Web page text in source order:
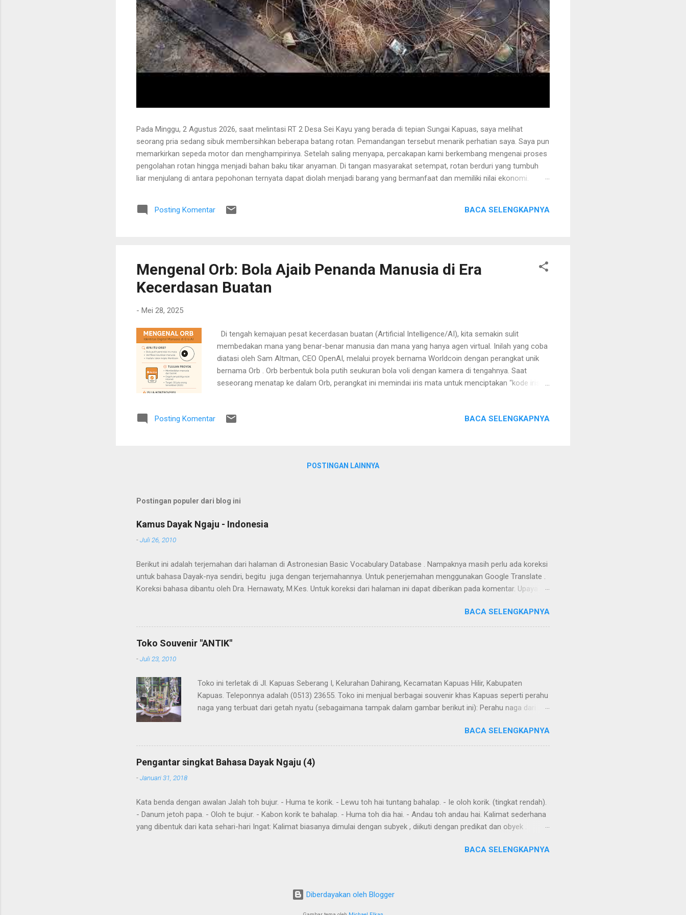
Pada Minggu, 2 Agustus 2026, saat melintasi RT 2 Desa Sei Kayu yang berada di tepian Sungai Kapuas, saya melihat
seorang pria sedang sibuk membersihkan beberapa batang rotan. Pemandangan tersebut menarik perhatian saya. Saya pun
memarkirkan sepeda motor dan menghampirinya. Setelah saling menyapa, percakapan kami berkembang mengenai proses
pengolahan rotan hingga menjadi bahan baku tikar anyaman. Di tangan masyarakat setempat, rotan berduri yang tumbuh
liar menjulang di antara pepohonan ternyata dapat diolah menjadi barang yang bermanfaat dan memiliki nilai ekonomi.
Tanaman itu diperkirakan telah berusia sekitar sepuluh tahun. Rotan dikenal memiliki banyak duri sehingga tidak mudah
untuk ditarik dan dipanen. Menurutnya, sebelum menarik rotan, duri-duri pada bagian batang yang akan dipegang harus
Posting Komentar BACA SELENGKAPNYA
Mengenal Orb: Bola Ajaib Penanda Manusia di Era
Kecerdasan Buatan
- Mei 28, 2025
Di tengah kemajuan pesat kecerdasan buatan (Artificial Intelligence/AI), kita semakin sulit
membedakan mana yang benar-benar manusia dan mana yang hanya agen virtual. Inilah yang coba
diatasi oleh Sam Altman, CEO OpenAI, melalui proyek bernama Worldcoin dengan perangkat unik
bernama Orb . Orb berbentuk bola putih seukuran bola voli dengan kamera di tengahnya. Saat
seseorang menatap ke dalam Orb, perangkat ini memindai iris mata untuk menciptakan “kode iris”
mereka—tanda bahwa mereka kini adalah “manusia terverifikasi”. Orb dikembangkan oleh
Posting Komentar BACA SELENGKAPNYA
POSTINGAN LAINNYA
Postingan populer dari blog ini
Kamus Dayak Ngaju - Indonesia
-Juli 26, 2010
Berikut ini adalah terjemahan dari halaman di Astronesian Basic Vocabulary Database . Nampaknya masih perlu ada koreksi
untuk bahasa Dayak-nya sendiri, begitu juga dengan terjemahannya. Untuk penerjemahan menggunakan Google Translate .
Koreksi bahasa dibantu oleh Dra. Hernawaty, M.Kes. Untuk koreksi dari halaman ini dapat diberikan pada komentar. Upaya
BACA SELENGKAPNYA
Toko Souvenir "ANTIK"
-Juli 23, 2010
Toko ini terletak di Jl. Kapuas Seberang I, Kelurahan Dahirang, Kecamatan Kapuas Hilir, Kabupaten
Kapuas. Teleponnya adalah (0513) 23655. Toko ini menjual berbagai souvenir khas Kapuas seperti perahu
naga yang terbuat dari getah nyatu (sebagaimana tampak dalam gambar berikut ini): Perahu naga dari
BACA SELENGKAPNYA
Pengantar singkat Bahasa Dayak Ngaju (4)
-Januari 31, 2018
Kata benda dengan awalan Jalah toh bujur. - Huma te korik. - Lewu toh hai tuntang bahalap. - Ie oloh korik. (tingkat rendah).
- Danum jetoh papa. - Oloh te bujur. - Kabon korik te bahalap. - Huma toh dia hai. - Andau toh andau hai. Kalimat sederhana
yang dibentuk dari kata sehari-hari Ingat: Kalimat biasanya dimulai dengan subyek , diikuti dengan predikat dan obyek .
"aton", nya; "jari", sudah; "kareh," masa depan, akan, dan "akan," akan, harus, semuanya mendahului kata kerja. Seringkali
Omba aku , pergi dengan saya Awi te ! Lakukan itu Imbit danum ! Bawa air Bu...
BACA SELENGKAPNYA
Diberdayakan oleh Blogger